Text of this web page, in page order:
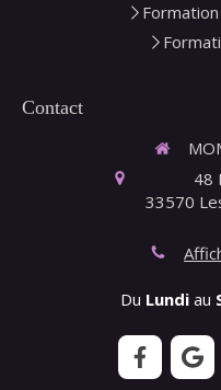
Contact
48
33570
Du Lundiau